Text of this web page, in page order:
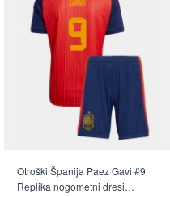
Otroški Španija Paez Gavi #9
Replika nogometni dresi